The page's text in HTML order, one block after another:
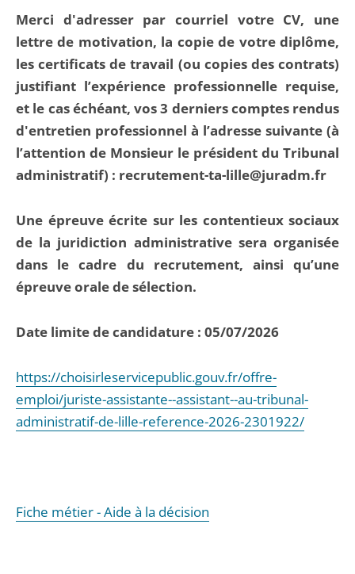
Merci d'adresser par courriel votre CV, une
lettre de motivation, la copie de votre diplôme,
les certificats de travail (ou copies des contrats)
justifiant l’expérience professionnelle requise,
et le cas échéant, vos 3 derniers comptes rendus
d'entretien professionnel à l’adresse suivante (à
l’attention de Monsieur le président du Tribunal
administratif) : recrutement-ta-lille@juradm.fr
Une épreuve écrite sur les contentieux sociaux
de la juridiction administrative sera organisée
dans le cadre du recrutement, ainsi qu’une
épreuve orale de sélection.
Date limite de candidature : 05/07/2026
https://choisirleservicepublic.gouv.fr/offre-
emploi/juriste-assistante--assistant--au-tribunal-
administratif-de-lille-reference-2026-2301922/
Fiche métier - Aide à la décision